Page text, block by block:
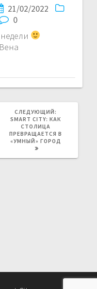
21/02/2022
0
СЛЕДУЮЩИЙ:
ЗАПИСЬ:
SMART CITY: КАК
СТОЛИЦА
ПРЕВРАЩАЕТСЯ В
«УМНЫЙ» ГОРОД